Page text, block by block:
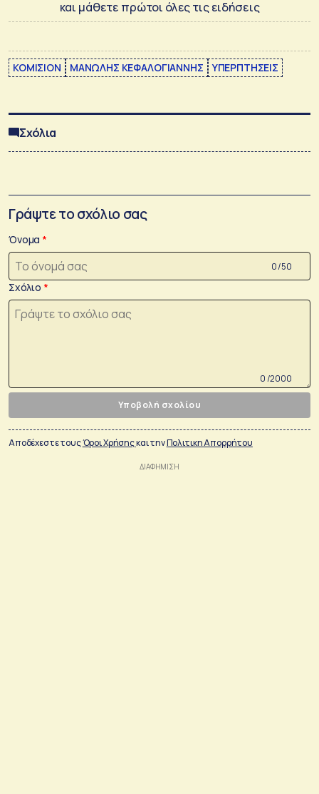
και μάθετε πρώτοι όλες τις ειδήσεις
ΚΟΜΙΣΙΟΝ ΜΑΝΩΛΗΣ ΚΕΦΑΛΟΓΙΑΝΝΗΣ ΥΠΕΡΠΤΗΣΕΙΣ
Σχόλια
Γράψτε το σχόλιο σας
Όνομα
0 /50
Σχόλιο
0 /2000
Υποβολή σχολίου
Αποδέχεστε τουςΌροι Χρήσηςκαι τηνΠολιτικη Απορρήτου